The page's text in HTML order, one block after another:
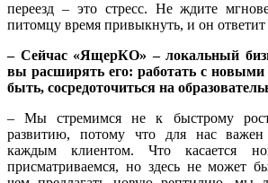
переезд – это стресс. Не ждите
питомцу время привыкнуть, и он
– Сейчас «ЯщерКО» – локальный
вы расширять его: работать с
быть, сосредоточиться на
– Мы стремимся не к быстрому
развитию, потому что для нас
каждым клиентом. Что касается
присматриваемся, но здесь не может